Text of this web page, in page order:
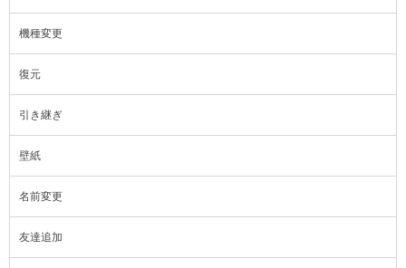
機種変更
復元
引き継ぎ
壁紙
名前変更
友達追加